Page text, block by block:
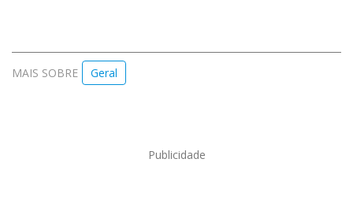
MAIS SOBRE Geral
Publicidade